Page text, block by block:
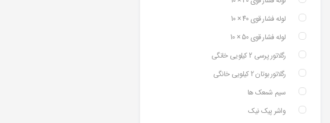
لوله فشار قوی 40 × 10
لوله فشار قوی 50 × 10
رگلاتور پرسی 2 کیلویی خانگی
رگلاتور بوتان 2 کیلویی خانگی
سیم شمعک ها
واشر پیک نیک